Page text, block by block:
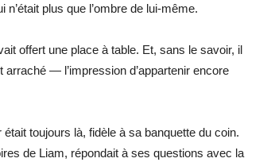
plus que l’ombre de lui-même.
offert une place à table. Et, sans le savoir, il
— l’impression d’appartenir encore
toujours là, fidèle à sa banquette du coin.
de Liam, répondait à ses questions avec la